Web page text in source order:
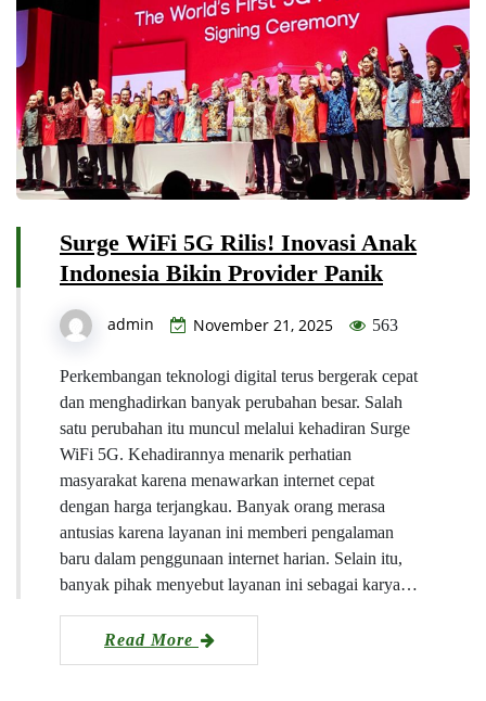
Surge WiFi 5G Rilis! Inovasi Anak
Indonesia Bikin Provider Panik
admin November 21, 2025 563
Perkembangan teknologi digital terus bergerak cepat
dan menghadirkan banyak perubahan besar. Salah
satu perubahan itu muncul melalui kehadiran Surge
WiFi 5G. Kehadirannya menarik perhatian
masyarakat karena menawarkan internet cepat
dengan harga terjangkau. Banyak orang merasa
antusias karena layanan ini memberi pengalaman
baru dalam penggunaan internet harian. Selain itu,
banyak pihak menyebut layanan ini sebagai karya…
Read More